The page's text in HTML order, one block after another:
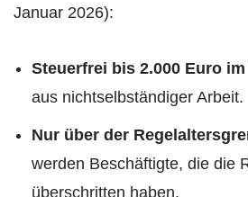
Januar 2026):
Steuerfrei bis 2.000 Euro
aus nichtselbständiger Arbeit.
Nur über der
werden Beschäftigte, die die
überschritten haben.